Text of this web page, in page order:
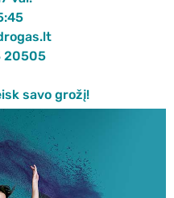
20505
savo grožį!